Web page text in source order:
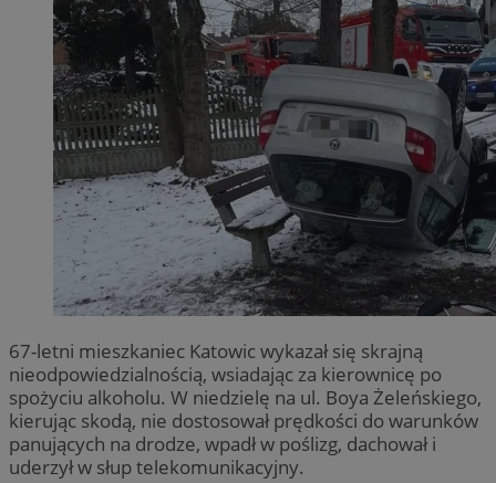
67-letni mieszkaniec Katowic wykazał się skrajną
nieodpowiedzialnością, wsiadając za kierownicę po
spożyciu alkoholu. W niedzielę na ul. Boya Żeleńskiego,
kierując skodą, nie dostosował prędkości do warunków
panujących na drodze, wpadł w poślizg, dachował i
uderzył w słup telekomunikacyjny.